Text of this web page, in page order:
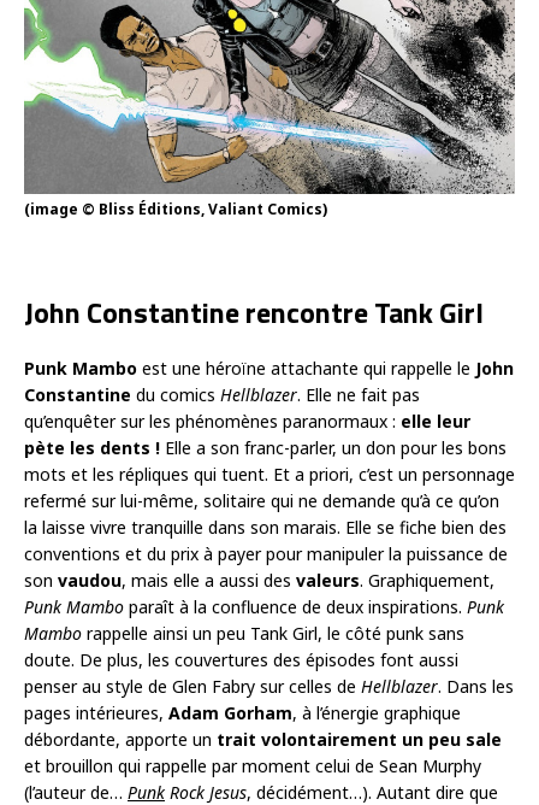
(image © Bliss Éditions, Valiant Comics)
John Constantine rencontre Tank Girl
Punk Mambo est une héroïne attachante qui rappelle le John
Constantine du comics Hellblazer. Elle ne fait pas
qu’enquêter sur les phénomènes paranormaux : elle leur
pète les dents ! Elle a son franc-parler, un don pour les bons
mots et les répliques qui tuent. Et a priori, c’est un personnage
refermé sur lui-même, solitaire qui ne demande qu’à ce qu’on
la laisse vivre tranquille dans son marais. Elle se fiche bien des
conventions et du prix à payer pour manipuler la puissance de
son vaudou, mais elle a aussi des valeurs. Graphiquement,
Punk Mambo paraît à la confluence de deux inspirations. Punk
Mambo rappelle ainsi un peu Tank Girl, le côté punk sans
doute. De plus, les couvertures des épisodes font aussi
penser au style de Glen Fabry sur celles de Hellblazer. Dans les
pages intérieures, Adam Gorham, à l’énergie graphique
débordante, apporte un trait volontairement un peu sale
et brouillon qui rappelle par moment celui de Sean Murphy
(l’auteur de… Punk Rock Jesus, décidément…). Autant dire que